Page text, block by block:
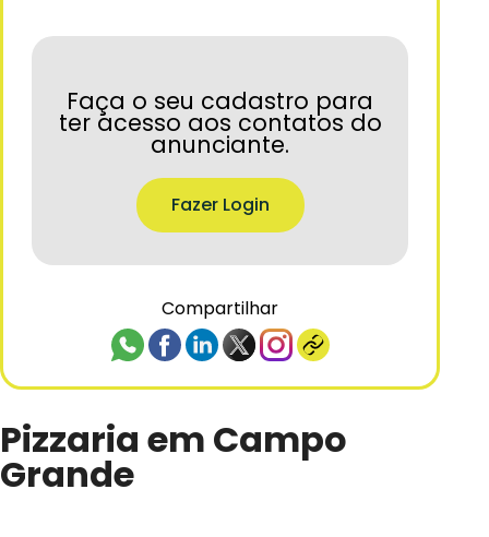
Faça o seu cadastro para
ter acesso aos contatos do
anunciante.
Fazer Login
Compartilhar
Pizzaria em Campo
Grande